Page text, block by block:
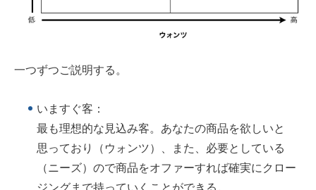
一つずつご説明する。
いますぐ客：
最も理想的な見込み客。あなたの商品を欲しいと
思っており（ウォンツ）、また、必要としている
（ニーズ）ので商品をオファーすれば確実にクロー